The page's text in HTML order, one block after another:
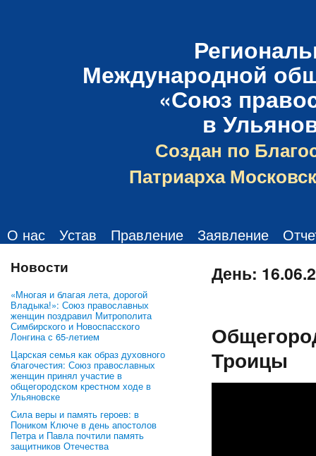
Международной
«Союз
в
Создан по
Патриарха
О нас Устав Правление Заявление
Новости
«Многая и благая лета, дорогой
Владыка!»: Союз православных
женщин поздравил Митрополита
Симбирского и Новоспасского
Лонгина с 65-летием
Царская семья как образ духовного
благочестия: Союз православных
женщин принял участие в
общегородском крестном ходе в
Ульяновске
Сила веры и память героев: в
Поником Ключе в день апостолов
Петра и Павла почтили память
защитников Отечества
День:
Троицы